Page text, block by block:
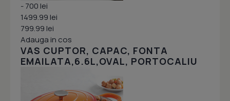
- 700 lei
1499.99 lei
799.99 lei
Adauga in cos
VAS CUPTOR, CAPAC, FONTA
EMAILATA,6.6L,OVAL, PORTOCALIU